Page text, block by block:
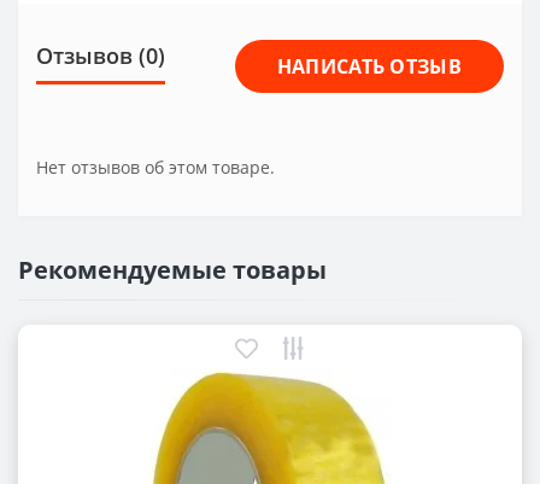
Отзывов (0) НАПИСАТЬ ОТЗЫВ
Нет отзывов об этом товаре.
Рекомендуемые товары